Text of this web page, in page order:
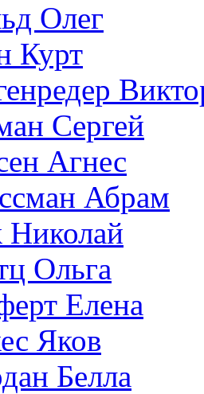
Олег
Курт
Сергей
Агнес
Абрам
Ольга
Елена
Яков
Белла